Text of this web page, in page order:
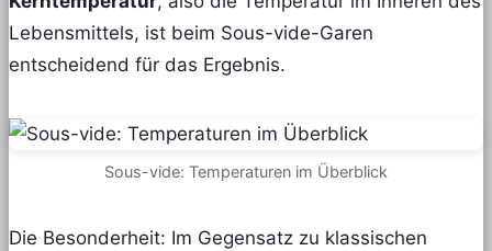
Lebensmittels, ist beim Sous-vide-Garen
entscheidend für das Ergebnis.
Sous-vide: Temperaturen im Überblick
Die Besonderheit: Im Gegensatz zu klassischen